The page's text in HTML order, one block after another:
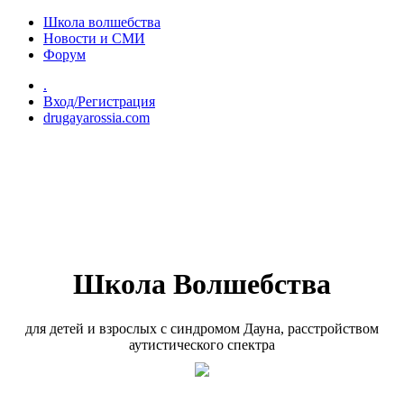
Перейти к основному содержанию
Школа волшебства
Новости и СМИ
Форум
.
Вход/Регистрация
drugayarossia.com
Школа Волшебства
для детей и взрослых с синдромом Дауна, расстройством
аутистического спектра